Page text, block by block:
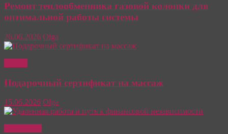
Ремонт теплообменника газовой колонки для
оптимальной работы системы
26.06.2026 Olga
Подарочный сертификат на массаж
15.06.2026 Olga